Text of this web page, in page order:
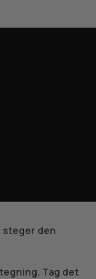
steger den
Tag det